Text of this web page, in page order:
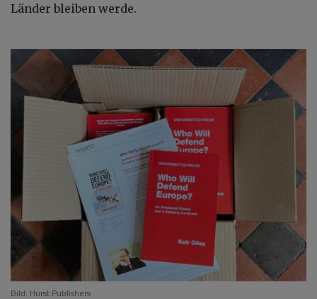
Länder bleiben werde.
Bild: Hurst Publishers